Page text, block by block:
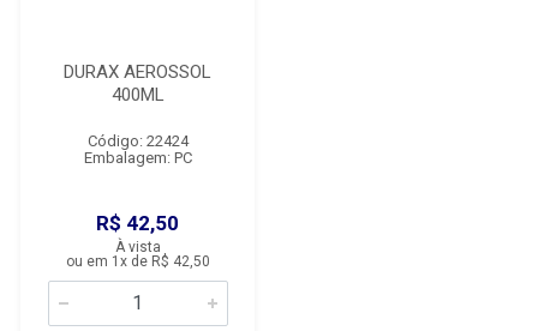
DURAX AEROSSOL
400ML
Código: 22424
Embalagem: PC
R$ 42,50
À vista
ou em 1x de R$ 42,50